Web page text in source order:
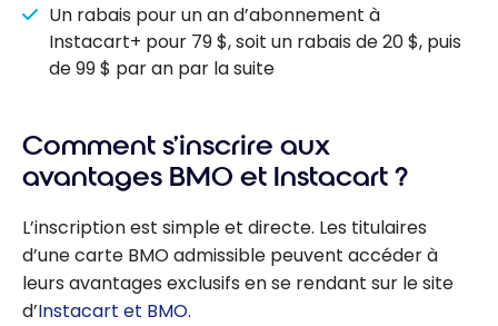
Un rabais pour un an d’abonnement à
Instacart+ pour 79 $, soit un rabais de 20 $, puis
de 99 $ par an par la suite
Comment s’inscrire aux
avantages BMO et Instacart ?
L’inscription est simple et directe. Les titulaires
d’une carte BMO admissible peuvent accéder à
leurs avantages exclusifs en se rendant sur le site
d’Instacart et BMO.